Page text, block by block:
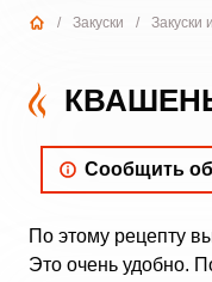
/ Закуски / Закуски
Сообщить
По этому рецепту
Это очень удобно.